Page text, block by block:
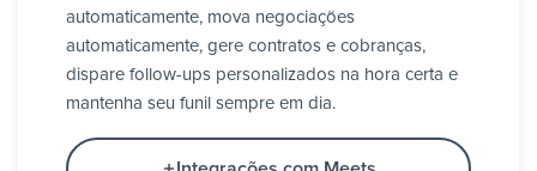
automaticamente, mova negociações
automaticamente, gere contratos e cobranças,
dispare follow-ups personalizados na hora certa e
mantenha seu funil sempre em dia.